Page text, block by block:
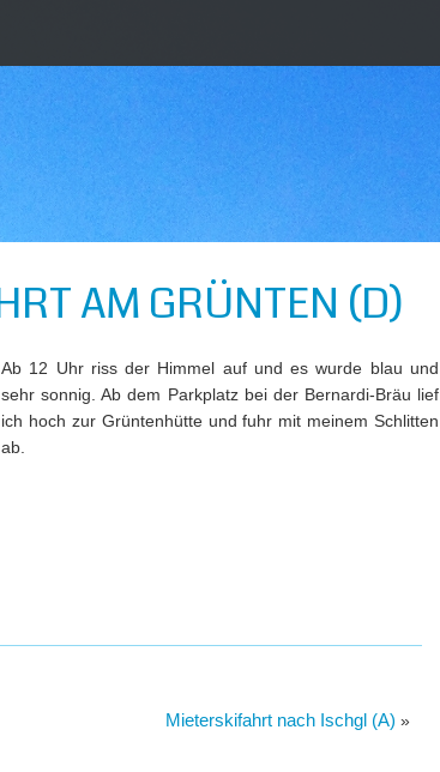
AM GRÜNTEN (D)
Ab 12 Uhr riss der Himmel auf und es wurde blau und
sehr sonnig. Ab dem Parkplatz bei der Bernardi-Bräu lief
ich hoch zur Grüntenhütte und fuhr mit meinem Schlitten
ab.
Mieterskifahrt nach Ischgl (A) »